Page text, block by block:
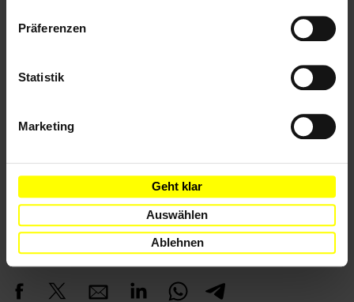
Präferenzen
Statistik
Marketing
Geht klar
Auswählen
Ablehnen
Weitere Informationen
Marokko
Teile diesen Beitrag